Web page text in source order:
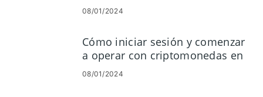
08/01/2024
Cómo iniciar sesión y comenzar
a operar con criptomonedas en
Bitunix
08/01/2024